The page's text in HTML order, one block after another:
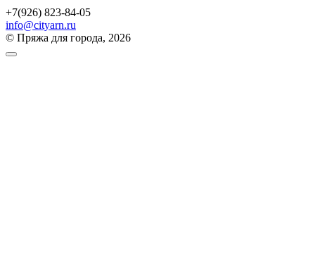
+7(926) 823-84-05
info@cityarn.ru
© Пряжа для города, 2026